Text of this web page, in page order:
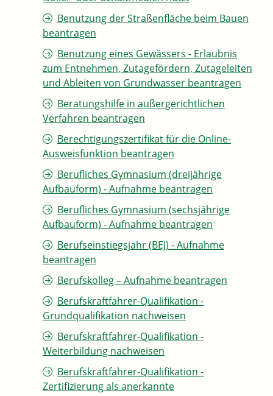
Benutzung der Straßenfläche beim Bauen
beantragen
Benutzung eines Gewässers - Erlaubnis
zum Entnehmen, Zutagefördern, Zutageleiten
und Ableiten von Grundwasser beantragen
Beratungshilfe in außergerichtlichen
Verfahren beantragen
Berechtigungszertifikat für die Online-
Ausweisfunktion beantragen
Berufliches Gymnasium (dreijährige
Aufbauform) - Aufnahme beantragen
Berufliches Gymnasium (sechsjährige
Aufbauform) - Aufnahme beantragen
Berufseinstiegsjahr (BEJ) - Aufnahme
beantragen
Berufskolleg – Aufnahme beantragen
Berufskraftfahrer-Qualifikation -
Grundqualifikation nachweisen
Berufskraftfahrer-Qualifikation -
Weiterbildung nachweisen
Berufskraftfahrer-Qualifikation -
Zertifizierung als anerkannte